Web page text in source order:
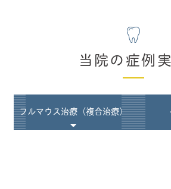
当院の症例
フルマウス治療（複合治療）